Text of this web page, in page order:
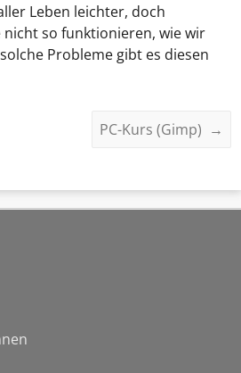
Leben leichter, doch
so funktionieren, wie wir
Probleme gibt es diesen
PC-Kurs (Gimp) →